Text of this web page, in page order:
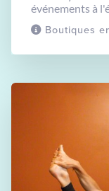
Boutiques
événements à